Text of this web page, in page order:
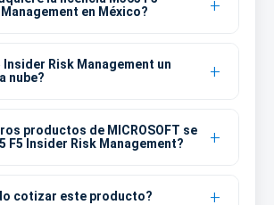
en México?
Insider Risk Management un
nube?
productos de MICROSOFT se
F5 Insider Risk Management?
cotizar este producto?